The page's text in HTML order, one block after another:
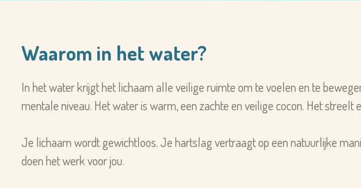
Waarom in het water?
In het water krijgt het lichaam alle veilige ruimte om te voelen en te
mentale niveau. Het water is warm, een zachte en veilige cocon. Het streelt
Je lichaam wordt gewichtloos. Je hartslag vertraagt op een natuurlijke
doen het werk voor jou.